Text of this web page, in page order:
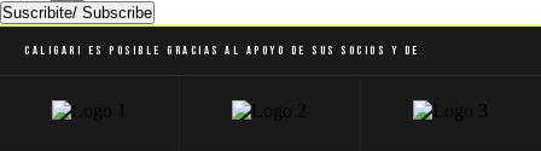
Suscribite/ Subscribe
Caligari es posible gracias al apoyo de sus socios y de